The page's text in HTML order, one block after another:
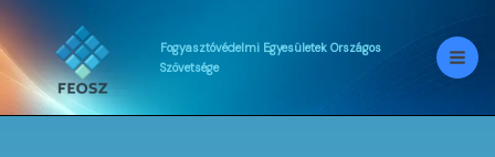
Skip
to
content
Fogyasztóvédelmi Egyesületek Országos
Szövetsége